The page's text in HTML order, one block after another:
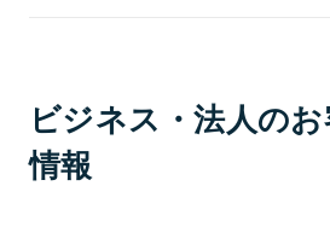
ビジネス・法人の
情報